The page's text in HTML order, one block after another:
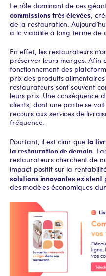
Le rôle dominant de ces
commissions très élevées ,
de la restauration.
à la viabilité à long terme de
En effet, les restaurateurs
préserver leurs marges. Afin
fonctionnement des
prix des produits
restaurateurs sont souvent
leurs prix. Une conséquence
clients, dont une partie se
recours aux services de
fréquence.
Pourtant, il est clair que la
la restauration de demain .
restaurateurs cherchent de
impact positif sur la
solutions innovantes existent
des modèles économiques